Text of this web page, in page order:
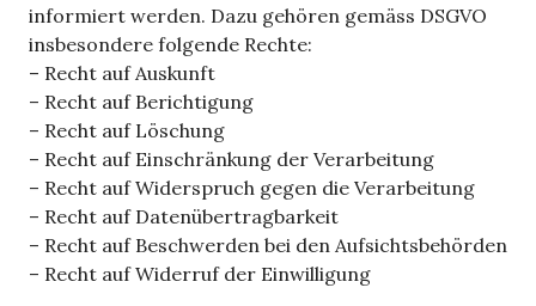
informiert werden. Dazu gehören gemäss DSGVO
insbesondere folgende Rechte:
– Recht auf Auskunft
– Recht auf Berichtigung
– Recht auf Löschung
– Recht auf Einschränkung der Verarbeitung
– Recht auf Widerspruch gegen die Verarbeitung
– Recht auf Datenübertragbarkeit
– Recht auf Beschwerden bei den Aufsichtsbehörden
– Recht auf Widerruf der Einwilligung